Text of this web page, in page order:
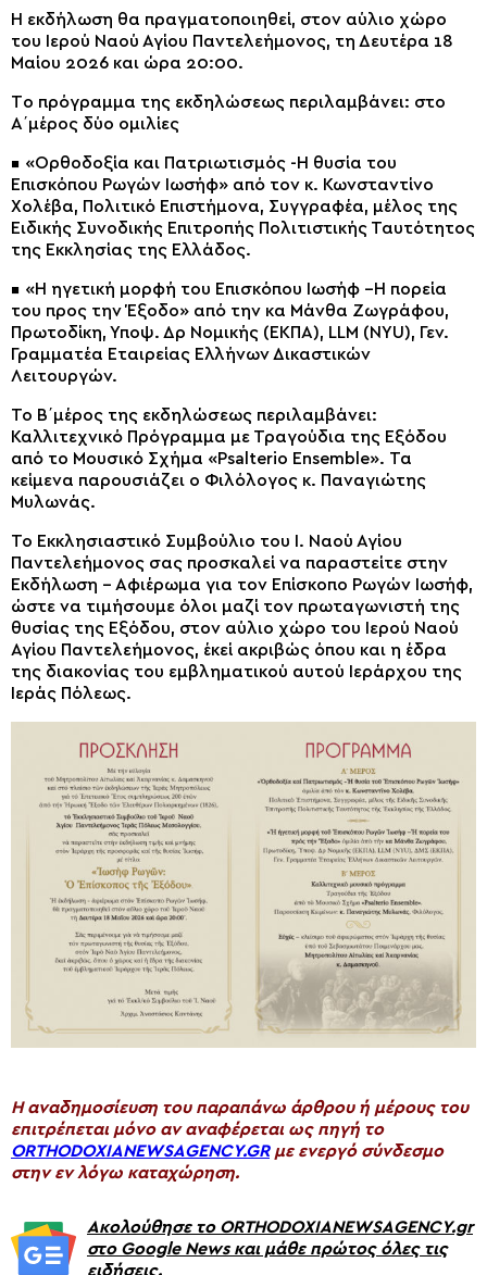
Η εκδήλωση θα πραγματοποιηθεί, στον αύλιο χώρο
του Ιερού Ναού Αγίου Παντελεήμονος, τη Δευτέρα 18
Μαίου 2026 και ώρα 20:00.
Tο πρόγραμμα της εκδηλώσεως περιλαμβάνει: στο
Α΄μέρος δύο ομιλίες
▪ «Ορθοδοξία και Πατριωτισμός -Η θυσία του
Επισκόπου Ρωγών Ιωσήφ» από τον κ. Κωνσταντίνο
Χολέβα, Πολιτικό Επιστήμονα, Συγγραφέα, μέλος της
Ειδικής Συνοδικής Επιτροπής Πολιτιστικής Ταυτότητος
της Εκκλησίας της Ελλάδος.
▪ «Η ηγετική μορφή του Επισκόπου Ιωσήφ –Η πορεία
του προς την Έξοδο» από την κα Μάνθα Ζωγράφου,
Πρωτοδίκη, Υποψ. Δρ Νομικής (ΕΚΠΑ), LLM (NYU), Γεν.
Γραμματέα Εταιρείας Ελλήνων Δικαστικών
Λειτουργών.
Το Β΄μέρος της εκδηλώσεως περιλαμβάνει:
Καλλιτεχνικό Πρόγραμμα με Τραγούδια της Εξόδου
από το Μουσικό Σχήμα «Psalterio Ensemble». Τα
κείμενα παρουσιάζει ο Φιλόλογος κ. Παναγιώτης
Μυλωνάς.
Το Εκκλησιαστικό Συμβούλιο του Ι. Ναού Αγίου
Παντελεήμονος σας προσκαλεί να παραστείτε στην
Εκδήλωση – Αφιέρωμα για τον Επίσκοπο Ρωγών Ιωσήφ,
ώστε να τιμήσουμε όλοι μαζί τον πρωταγωνιστή της
θυσίας της Εξόδου, στον αύλιο χώρο του Ιερού Ναού
Αγίου Παντελεήμονος, έκεί ακριβώς όπου και η έδρα
της διακονίας του εμβληματικού αυτού Ιεράρχου της
Ιεράς Πόλεως.
H αναδημοσίευση του παραπάνω άρθρου ή μέρους του
επιτρέπεται μόνο αν αναφέρεται ως πηγή το
ORTHODOXIANEWSAGENCY.GRμε ενεργό σύνδεσμο
στην εν λόγω καταχώρηση.
Ακολούθησε το ORTHODOXIANEWSAGENCY.gr
στο Google News και μάθε πρώτος όλες τις
ειδήσεις.